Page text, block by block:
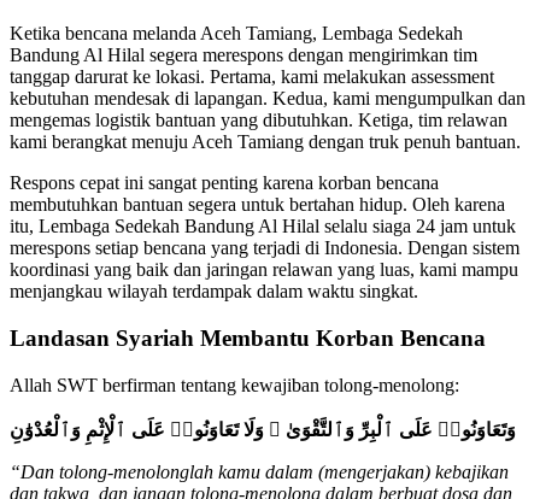
Ketika bencana melanda Aceh Tamiang, Lembaga Sedekah
Bandung Al Hilal segera merespons dengan mengirimkan tim
tanggap darurat ke lokasi. Pertama, kami melakukan assessment
kebutuhan mendesak di lapangan. Kedua, kami mengumpulkan dan
mengemas logistik bantuan yang dibutuhkan. Ketiga, tim relawan
kami berangkat menuju Aceh Tamiang dengan truk penuh bantuan.
Respons cepat ini sangat penting karena korban bencana
membutuhkan bantuan segera untuk bertahan hidup. Oleh karena
itu, Lembaga Sedekah Bandung Al Hilal selalu siaga 24 jam untuk
merespons setiap bencana yang terjadi di Indonesia. Dengan sistem
koordinasi yang baik dan jaringan relawan yang luas, kami mampu
menjangkau wilayah terdampak dalam waktu singkat.
Landasan Syariah Membantu Korban Bencana
Allah SWT berfirman tentang kewajiban tolong-menolong:
وَتَعَاوَنُوا۟ عَلَى ٱلْبِرِّ وَٱلتَّقْوَىٰ ۖ وَلَا تَعَاوَنُوا۟ عَلَى ٱلْإِثْمِ وَٱلْعُدْوَٰنِ
“Dan tolong-menolonglah kamu dalam (mengerjakan) kebajikan
dan takwa, dan jangan tolong-menolong dalam berbuat dosa dan